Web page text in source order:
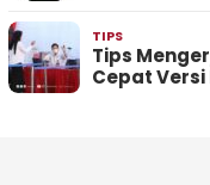
TIPS
Tips
Cepat Versi